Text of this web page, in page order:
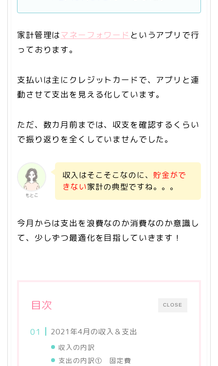
家計管理はマネーフォワード というアプリで行
っております。
支払いは主にクレジットカードで、アプリと連
動させて支出を見える化しています。
ただ、数カ月前までは、収支を確認するくらい
で振り返りを全くしていませんでした。
もとこ
収入はそこそこなのに、 貯金がで
きない家計の典型ですね。。。
今月からは支出を浪費なのか消費なのか意識し
て、少しずつ最適化を目指していきます！
CLOSE
目次
2021年4月の収入＆支出
収入の内訳
支出の内訳① 固定費